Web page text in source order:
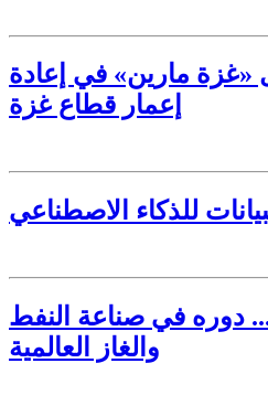
«غزة مارين» في إعادة
إعمار قطاع غزة
للذكاء الاصطناعي
دوره في صناعة النفط
والغاز العالمية